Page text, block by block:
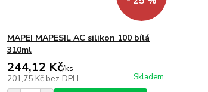
MAPEI MAPESIL AC silikon 100 bílá
310ml
244,12 Kč/ks
201,75 Kč bez DPH Skladem